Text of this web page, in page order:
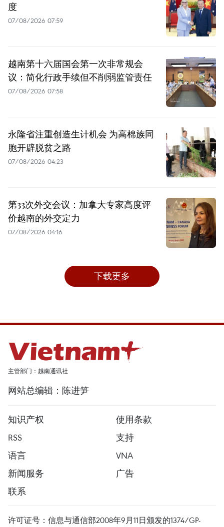
度
07/08/2026 07:59
越南第十六届国会第一次非常规会
议：简化行政手续但不削弱监管责任
07/08/2026 07:58
永隆省注重创造生计机会 为高棉族同
胞开辟脱贫之路
07/08/2026 04:23
第33次外交会议：加拿大专家高度评
价越南的外交定力
07/08/2026 04:16
下载更多
主管部门：越南通讯社
网站总编辑：陈进笋
知识产权
使用条款
RSS
支持
语言
VNA
新闻服务
广告
联系
许可证号：信息与通信部2008年9月11日颁发的1374/GP-